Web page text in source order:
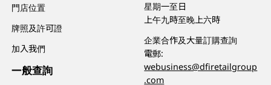
門店位置
牌照及許可證
加入我們
一般查詢
星期一至日
上午九時至晚上六時
企業合作及大量訂購查詢
電郵:
webusiness@dfiretailgroup
.com